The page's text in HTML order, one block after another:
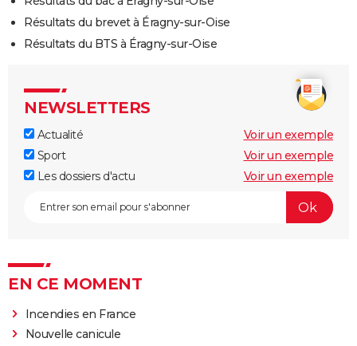
Résultats du brevet à Éragny-sur-Oise
Résultats du BTS à Éragny-sur-Oise
NEWSLETTERS
Actualité
Voir un exemple
Sport
Voir un exemple
Les dossiers d'actu
Voir un exemple
EN CE MOMENT
Incendies en France
Nouvelle canicule